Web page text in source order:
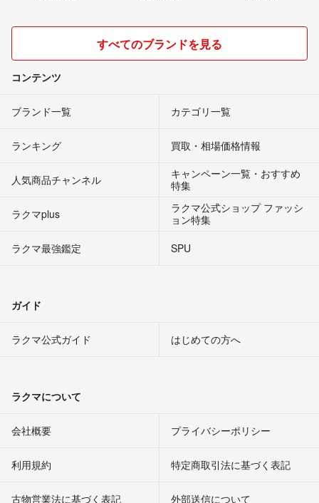
すべてのブランドを見る
コンテンツ
ブランド一覧 カテゴリ一覧
ランキング 買取・相場価格情報
人気商品チャンネル
キャンペーン一覧・おすすめ
特集
ラクマplus
ラクマ公式ショップ ファッシ
ョン特集
ラクマ最強鑑定
SPU
ガイド
ラクマ公式ガイド はじめての方へ
ラクマについて
会社概要 プライバシーポリシー
利用規約 特定商取引法に基づく表記
古物営業法に基づく表記 外部送信について